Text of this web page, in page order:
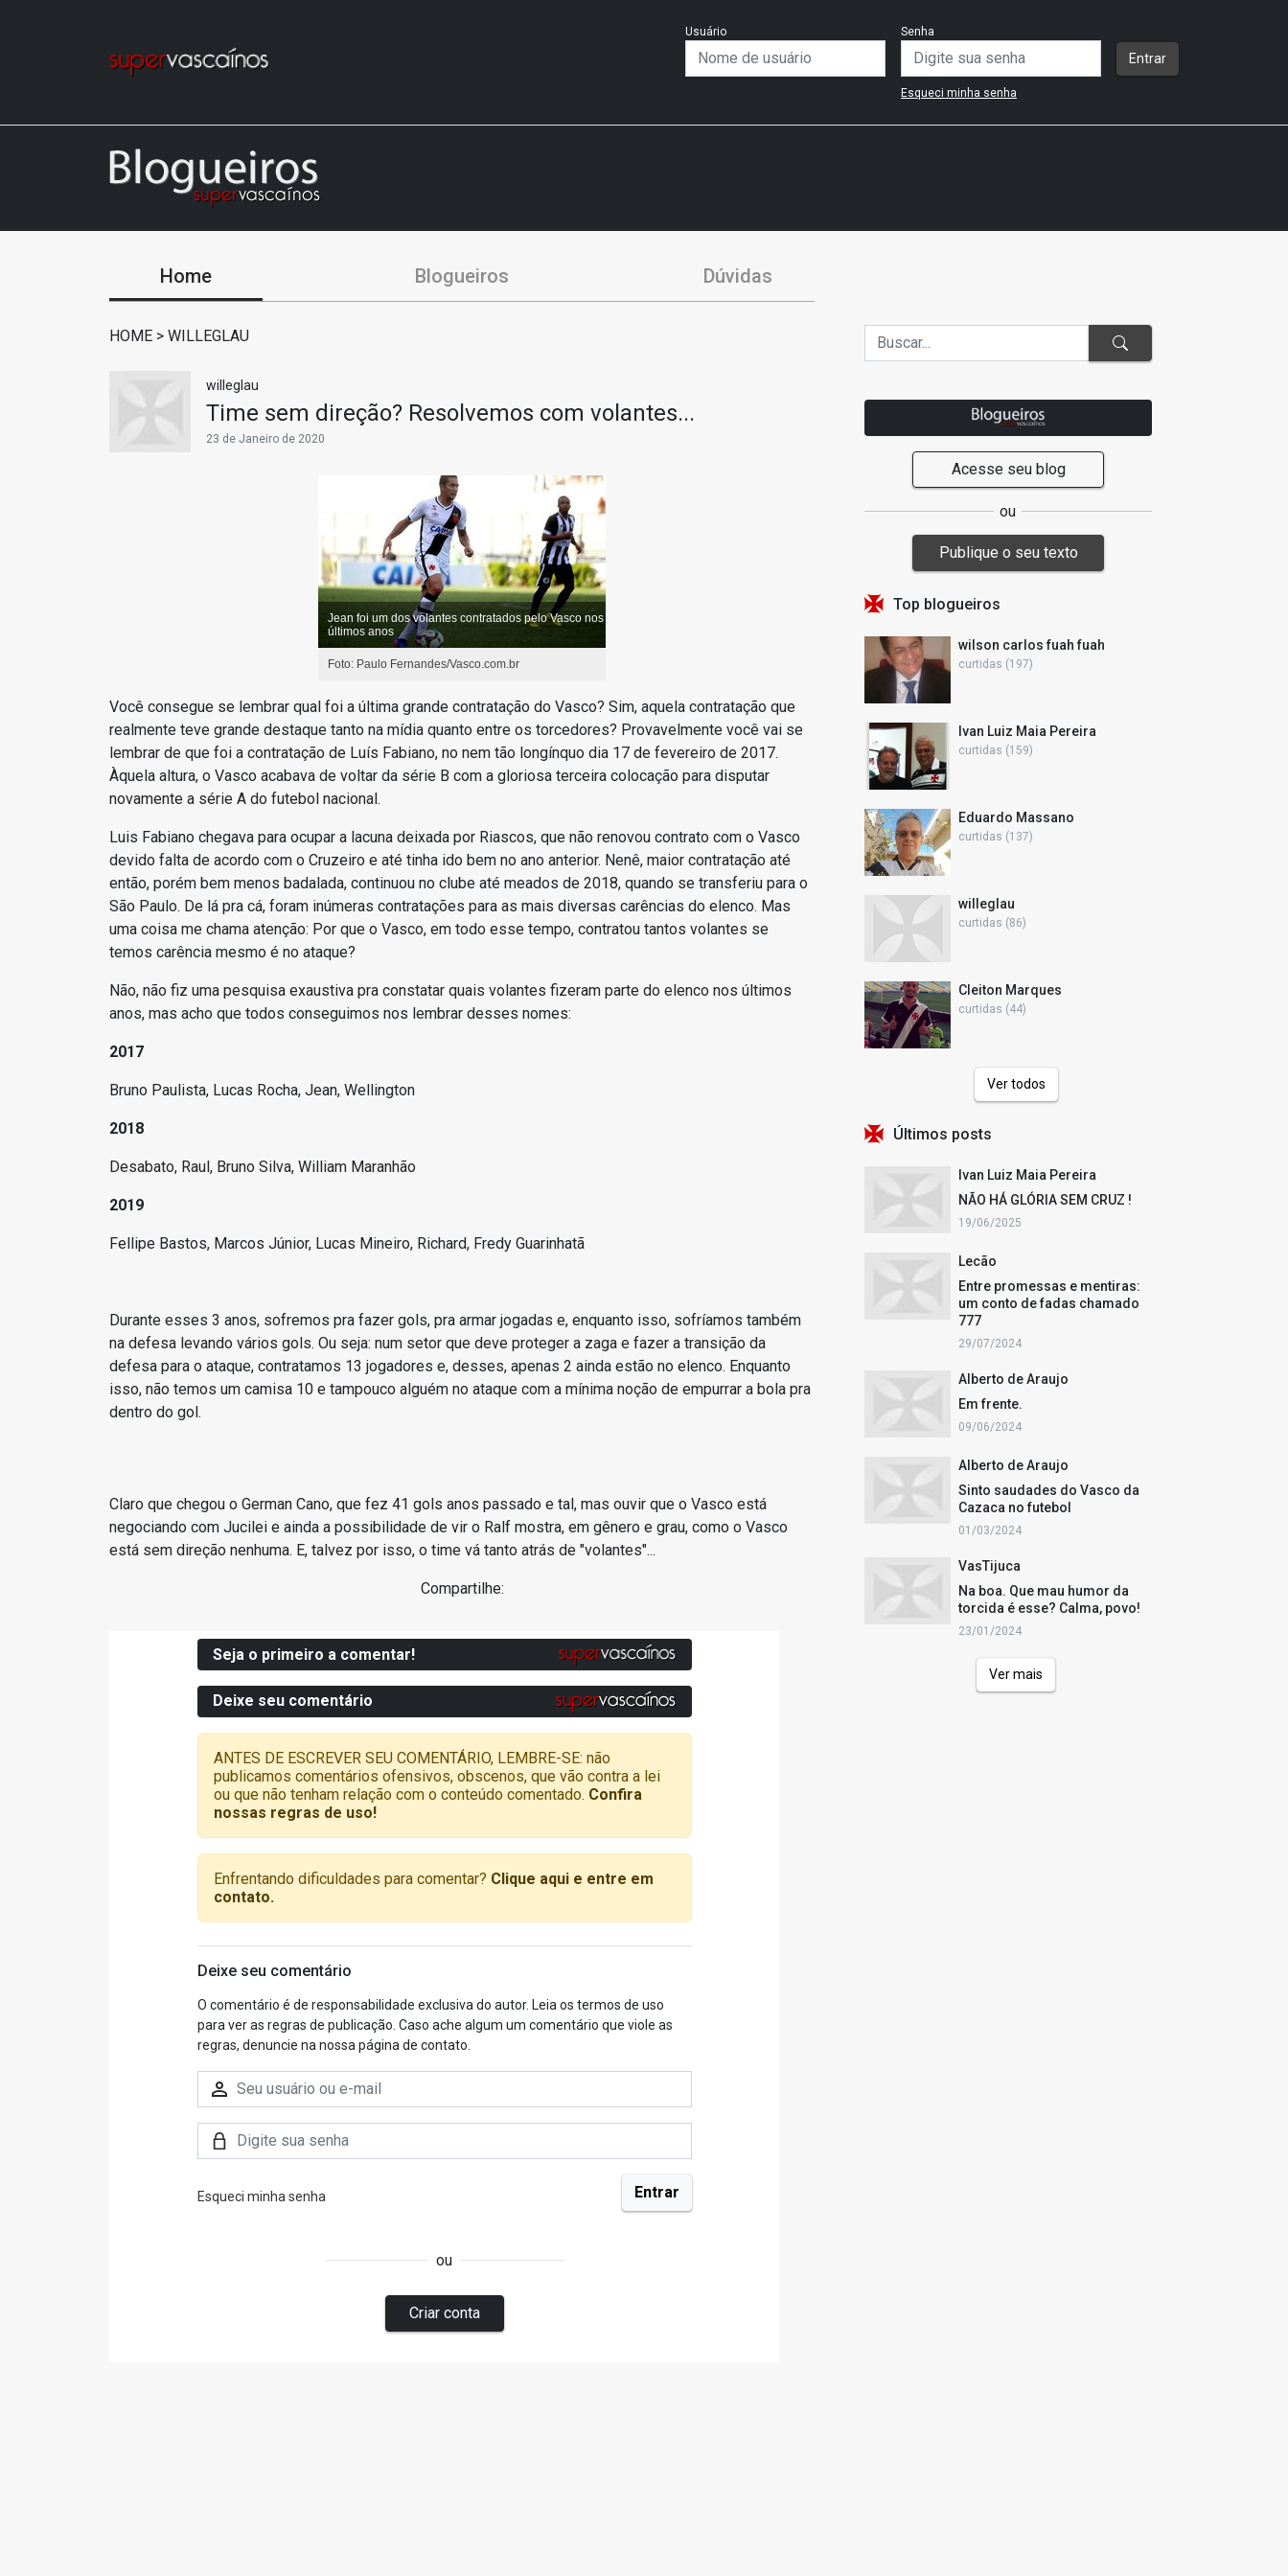
Usuário Senha
Esqueci minha senha
Entrar
Home Blogueiros Dúvidas
HOME > WILLEGLAU
willeglau
Time sem direção? Resolvemos com volantes...
23 de Janeiro de 2020
Jean foi um dos volantes contratados pelo Vasco nos
últimos anos
Foto: Paulo Fernandes/Vasco.com.br
Você consegue se lembrar qual foi a última grande contratação do Vasco? Sim, aquela contratação que
realmente teve grande destaque tanto na mídia quanto entre os torcedores? Provavelmente você vai se
lembrar de que foi a contratação de Luís Fabiano, no nem tão longínquo dia 17 de fevereiro de 2017.
Àquela altura, o Vasco acabava de voltar da série B com a gloriosa terceira colocação para disputar
novamente a série A do futebol nacional.
Luis Fabiano chegava para ocupar a lacuna deixada por Riascos, que não renovou contrato com o Vasco
devido falta de acordo com o Cruzeiro e até tinha ido bem no ano anterior. Nenê, maior contratação até
então, porém bem menos badalada, continuou no clube até meados de 2018, quando se transferiu para o
São Paulo. De lá pra cá, foram inúmeras contratações para as mais diversas carências do elenco. Mas
uma coisa me chama atenção: Por que o Vasco, em todo esse tempo, contratou tantos volantes se
temos carência mesmo é no ataque?
Não, não fiz uma pesquisa exaustiva pra constatar quais volantes fizeram parte do elenco nos últimos
anos, mas acho que todos conseguimos nos lembrar desses nomes:
2017
Bruno Paulista, Lucas Rocha, Jean, Wellington
2018
Desabato, Raul, Bruno Silva, William Maranhão
2019
Fellipe Bastos, Marcos Júnior, Lucas Mineiro, Richard, Fredy Guarinhatã
Durante esses 3 anos, sofremos pra fazer gols, pra armar jogadas e, enquanto isso, sofríamos também
na defesa levando vários gols. Ou seja: num setor que deve proteger a zaga e fazer a transição da
defesa para o ataque, contratamos 13 jogadores e, desses, apenas 2 ainda estão no elenco. Enquanto
isso, não temos um camisa 10 e tampouco alguém no ataque com a mínima noção de empurrar a bola pra
dentro do gol.
Claro que chegou o German Cano, que fez 41 gols anos passado e tal, mas ouvir que o Vasco está
negociando com Jucilei e ainda a possibilidade de vir o Ralf mostra, em gênero e grau, como o Vasco
está sem direção nenhuma. E, talvez por isso, o time vá tanto atrás de "volantes"...
Compartilhe:
Acesse seu blog
ou
Publique o seu texto
Top blogueiros
wilson carlos fuah fuah
curtidas (197)
Ivan Luiz Maia Pereira
curtidas (159)
Eduardo Massano
curtidas (137)
willeglau
curtidas (86)
Cleiton Marques
curtidas (44)
Ver todos
Últimos posts
Ivan Luiz Maia Pereira
NÃO HÁ GLÓRIA SEM CRUZ !
19/06/2025
Lecão
Entre promessas e mentiras:
um conto de fadas chamado
777
29/07/2024
Alberto de Araujo
Em frente.
09/06/2024
Alberto de Araujo
Sinto saudades do Vasco da
Cazaca no futebol
01/03/2024
VasTijuca
Na boa. Que mau humor da
torcida é esse? Calma, povo!
23/01/2024
Ver mais